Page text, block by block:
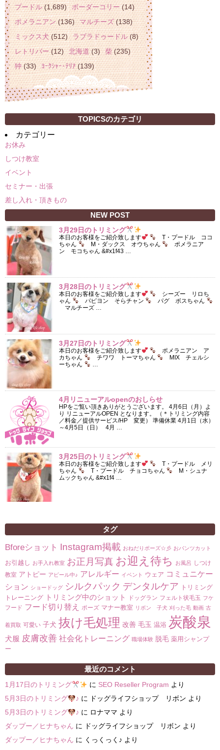
プードル(1,689) ボーダーコリー(14)
ポメラニアン(136) マルチーズ(138)
ミックス犬(512) ラブラドゥードル(8)
レトリバー(12) 北海道(3) 柴(235)
狆(33) ﾖｰｸｼｬｰ･ﾃﾘｱ(139)
TOPICSのカテゴリ
カテゴリー
お休み
しつけ教室
イベント
セミナー・出張
差し入れ・頂きもの
NEW POST
3月29日のトリミング
本日のお客様をご紹介致します
T・プードル ココ
ちゃん
M・ダックス オウちゃん
ポメラニア
ン モコちゃん &#x1f43 …
3月28日のトリミング
本日のお客様をご紹介致します
シーズー リロち
ゃん
パピヨン そらチャン
パグ ボスちゃん
マルチーズ …
3月27日のトリミング
本日のお客様をご紹介致します
ポメラニアン ア
カちゃん
チワワ トーマちゃん
MIX チェルシ
ーちゃん
…
4月リニューアルopenのおしらせ
HPをご覧い頂きありがとうございます。 4月6日（月）よ
り リニューアルOPEN となります。 （＊トリミング内容
／料金／提供サービス/HP 変更） 準備休業 4月1日（水）
～4月5日（日） 4月 …
3月25日のトリミング
本日のお客様をご紹介致します
T・プードル メリ
ちゃん
T・プードル チョコちゃん
M・シュナ
ムックちゃん &#x1f4 …
タグ
Bforeショット Instagram掲載 おねだりポーズ☆彡 おパンツカット
お引越し お手入れ教室 お正月写真 お迎え待ち お風呂 しつけ
教室 アトピー アピール中♪ アレルギー イベント ウェア コミュニケー
ション ショードッグ シルクパック デンタルケア
トリミング
トレーニング
トリミング中のショット ドッグラン フェルト状毛玉 フケ
フード フード切り替え ポーズ マナー教室 リボン 子犬 刈った毛 動画 古
着買取 可愛い 子犬 抜け毛処理 改善 毛玉 温浴 炭酸泉
犬服 皮膚改善 社会化トレーニング 職場体験 脱毛 薬用シャンプ
ー
最近のコメント
1月17日のトリミング に SEO Reseller Program より
5月3日のトリミング
♪ に ドッグライフショップ リボン より
5月3日のトリミング
♪ に ロナママ より
ダップー／ヒナちゃん に ドッグライフショップ リボン より
ダップー／ヒナちゃん に くっくっく♪ より